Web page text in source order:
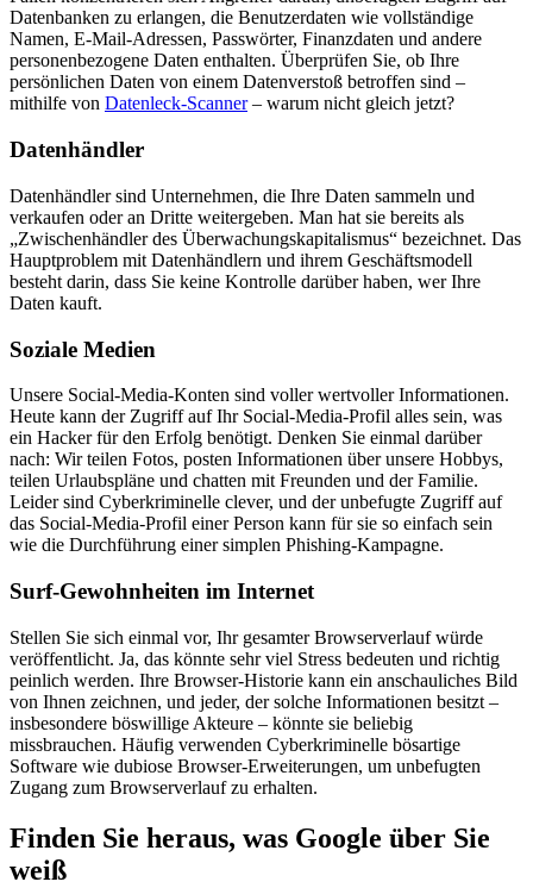
Datenbanken zu erlangen, die Benutzerdaten wie vollständige
Namen, E-Mail-Adressen, Passwörter, Finanzdaten und andere
personenbezogene Daten enthalten. Überprüfen Sie, ob Ihre
persönlichen Daten von einem Datenverstoß betroffen sind –
mithilfe von Datenleck-Scanner– warum nicht gleich jetzt?
Datenhändler
Datenhändler sind Unternehmen, die Ihre Daten sammeln und
verkaufen oder an Dritte weitergeben. Man hat sie bereits als
„Zwischenhändler des Überwachungskapitalismus“ bezeichnet. Das
Hauptproblem mit Datenhändlern und ihrem Geschäftsmodell
besteht darin, dass Sie keine Kontrolle darüber haben, wer Ihre
Daten kauft.
Soziale Medien
Unsere Social-Media-Konten sind voller wertvoller Informationen.
Heute kann der Zugriff auf Ihr Social-Media-Profil alles sein, was
ein Hacker für den Erfolg benötigt. Denken Sie einmal darüber
nach: Wir teilen Fotos, posten Informationen über unsere Hobbys,
teilen Urlaubspläne und chatten mit Freunden und der Familie.
Leider sind Cyberkriminelle clever, und der unbefugte Zugriff auf
das Social-Media-Profil einer Person kann für sie so einfach sein
wie die Durchführung einer simplen Phishing-Kampagne.
Surf-Gewohnheiten im Internet
Stellen Sie sich einmal vor, Ihr gesamter Browserverlauf würde
veröffentlicht. Ja, das könnte sehr viel Stress bedeuten und richtig
peinlich werden. Ihre Browser-Historie kann ein anschauliches Bild
von Ihnen zeichnen, und jeder, der solche Informationen besitzt –
insbesondere böswillige Akteure – könnte sie beliebig
missbrauchen. Häufig verwenden Cyberkriminelle bösartige
Software wie dubiose Browser-Erweiterungen, um unbefugten
Zugang zum Browserverlauf zu erhalten.
Finden Sie heraus, was Google über Sie
weiß